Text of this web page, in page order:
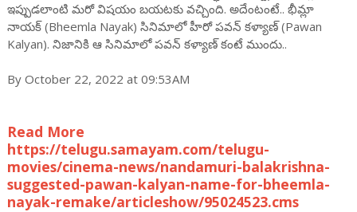
ఇప్పుడలాంటి మ‌రో విష‌యం బ‌య‌ట‌కు వ‌చ్చింది. అదేంటంటే.. భీమ్లా
నాయ‌క్ (Bheemla Nayak) సినిమాలో హీరో ప‌వ‌న్ క‌ళ్యాణ్‌ (Pawan
Kalyan). నిజానికి ఆ సినిమాలో ప‌వ‌న్ క‌ళ్యాణ్ కంటే ముందు..
By October 22, 2022 at 09:53AM
Read More
https://telugu.samayam.com/telugu-
movies/cinema-news/nandamuri-balakrishna-
suggested-pawan-kalyan-name-for-bheemla-
nayak-remake/articleshow/95024523.cms